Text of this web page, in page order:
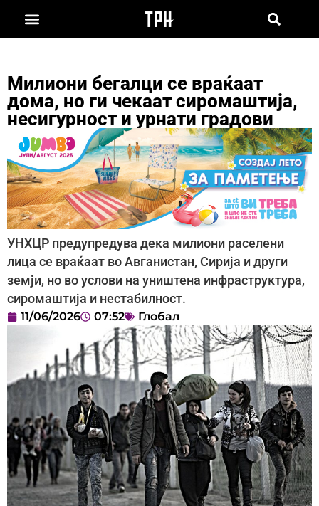
Милиони бегалци се враќаат
дома, но ги чекаат сиромаштија,
несигурност и урнати градови
УНХЦР предупредува дека милиони раселени
лица се враќаат во Авганистан, Сирија и други
земји, но во услови на уништена инфраструктура,
сиромаштија и нестабилност.
11/06/2026 07:52 Глобал